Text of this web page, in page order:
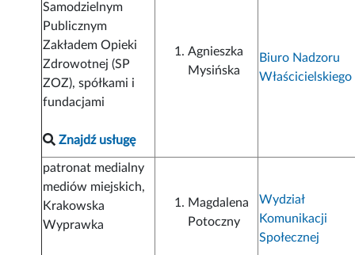
Samodzielnym
Publicznym
Zakładem Opieki
Zdrowotnej (SP
ZOZ), spółkami i
fundacjami
Znajdź usługę
Agnieszka
Mysińska
Biuro Nadzoru
Właścicielskiego
patronat medialny
mediów miejskich,
Krakowska
Wyprawka
Magdalena
Potoczny
Wydział
Komunikacji
Społecznej